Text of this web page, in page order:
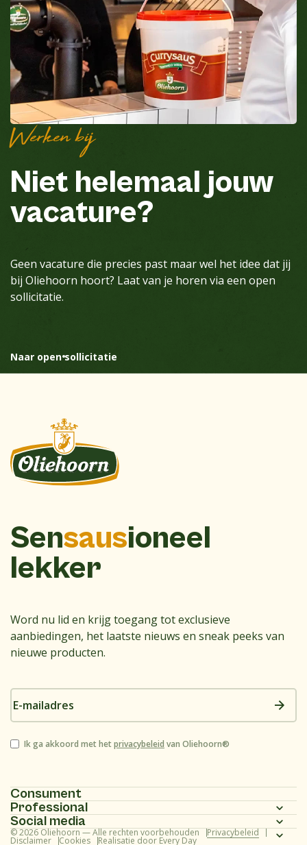
Werken bij
Niet helemaal jouw
vacature?
Geen vacature die precies past maar wel het idee dat jij
bij Oliehoorn hoort? Laat van je horen via een open
sollicitatie.
Naar open sollicitatie
Sensausioneel
lekker
Word nu lid en krijg toegang tot exclusieve
aanbiedingen, het laatste nieuws en sneak peeks van
nieuwe producten.
E-
mailadres
Instemming
Ik ga akkoord met hetprivacybeleid van Oliehoorn®
Consument
Homepagina
Assortiment
Professional
Homepagina
Social media
Instagram
© 2026 Oliehoorn — Alle rechten voorbehouden Privacybeleid
Disclaimer Cookies Realisatie door Every Day